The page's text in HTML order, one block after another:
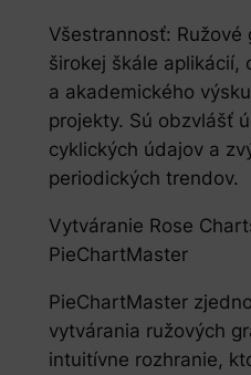
Všestrannosť:
širokej škále aplikácií,
a akademického
projekty. Sú obzvlášť
cyklických údajov a
periodických trendov.
Vytváranie Rose
PieChartMaster
PieChartMaster
vytvárania ružových
intuitívne rozhranie,